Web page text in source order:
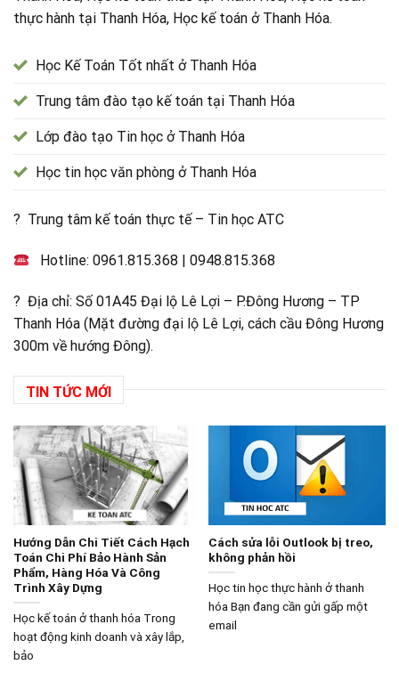
thực hành tại Thanh Hóa, Học kế toán ở Thanh Hóa.
Học Kế Toán Tốt nhất ở Thanh Hóa
Trung tâm đào tạo kế toán tại Thanh Hóa
Lớp đào tạo Tin học ở Thanh Hóa
Học tin học văn phòng ở Thanh Hóa
? Trung tâm kế toán thực tế – Tin học ATC
Hotline:0961.815.368 |0948.815.368
? Địa chỉ: Số 01A45 Đại lộ Lê Lợi – P.Đông Hương – TP
Thanh Hóa (Mặt đường đại lộ Lê Lợi, cách cầu Đông Hương
300m về hướng Đông).
TIN TỨC MỚI
Hướng Dẫn Chi Tiết Cách Hạch
Toán Chi Phí Bảo Hành Sản
Phẩm, Hàng Hóa Và Công
Trình Xây Dựng
Học kế toán ở thanh hóa Trong
hoạt động kinh doanh và xây lắp,
bảo
Cách sửa lỗi Outlook bị treo,
không phản hồi
Học tin học thực hành ở thanh
hóa Bạn đang cần gửi gấp một
email